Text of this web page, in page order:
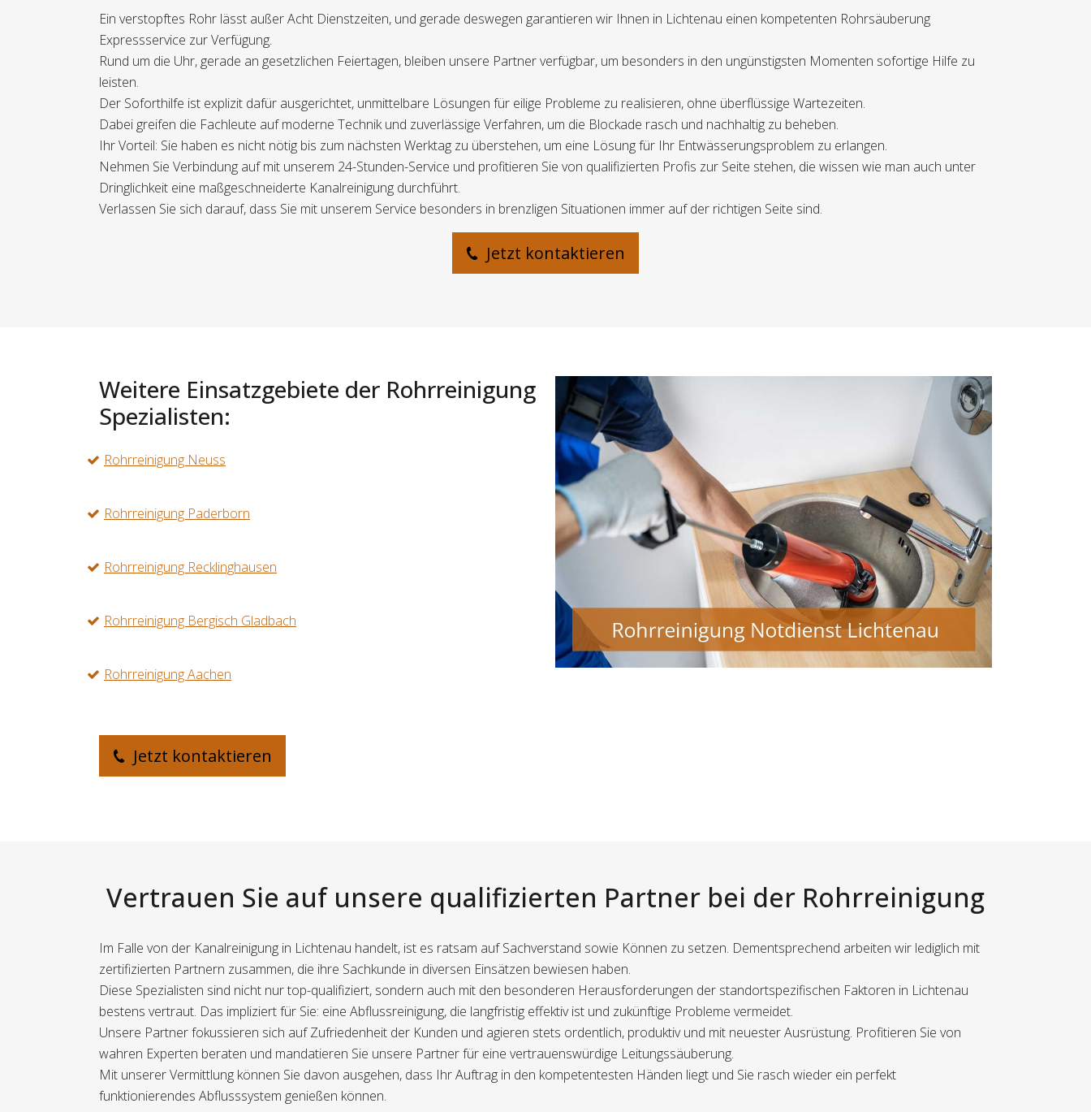
Ein verstopftes Rohr lässt außer Acht Dienstzeiten, und gerade deswegen garantieren wir Ihnen in Lichtenau einen kompetenten Rohrsäuberung
Expressservice zur Verfügung.
Rund um die Uhr, gerade an gesetzlichen Feiertagen, bleiben unsere Partner verfügbar, um besonders in den ungünstigsten Momenten sofortige Hilfe zu
leisten.
Der Soforthilfe ist explizit dafür ausgerichtet, unmittelbare Lösungen für eilige Probleme zu realisieren, ohne überflüssige Wartezeiten.
Dabei greifen die Fachleute auf moderne Technik und zuverlässige Verfahren, um die Blockade rasch und nachhaltig zu beheben.
Ihr Vorteil: Sie haben es nicht nötig bis zum nächsten Werktag zu überstehen, um eine Lösung für Ihr Entwässerungsproblem zu erlangen.
Nehmen Sie Verbindung auf mit unserem 24-Stunden-Service und profitieren Sie von qualifizierten Profis zur Seite stehen, die wissen wie man auch unter
Dringlichkeit eine maßgeschneiderte Kanalreinigung durchführt.
Verlassen Sie sich darauf, dass Sie mit unserem Service besonders in brenzligen Situationen immer auf der richtigen Seite sind.
Jetzt kontaktieren
Weitere Einsatzgebiete der Rohrreinigung
Spezialisten:
Rohrreinigung Neuss
Rohrreinigung Paderborn
Rohrreinigung Recklinghausen
Rohrreinigung Bergisch Gladbach
Rohrreinigung Aachen
Jetzt kontaktieren
Vertrauen Sie auf unsere qualifizierten Partner bei der Rohrreinigung
Im Falle von der Kanalreinigung in Lichtenau handelt, ist es ratsam auf Sachverstand sowie Können zu setzen. Dementsprechend arbeiten wir lediglich mit
zertifizierten Partnern zusammen, die ihre Sachkunde in diversen Einsätzen bewiesen haben.
Diese Spezialisten sind nicht nur top-qualifiziert, sondern auch mit den besonderen Herausforderungen der standortspezifischen Faktoren in Lichtenau
bestens vertraut. Das impliziert für Sie: eine Abflussreinigung, die langfristig effektiv ist und zukünftige Probleme vermeidet.
Unsere Partner fokussieren sich auf Zufriedenheit der Kunden und agieren stets ordentlich, produktiv und mit neuester Ausrüstung. Profitieren Sie von
wahren Experten beraten und mandatieren Sie unsere Partner für eine vertrauenswürdige Leitungssäuberung.
Mit unserer Vermittlung können Sie davon ausgehen, dass Ihr Auftrag in den kompetentesten Händen liegt und Sie rasch wieder ein perfekt
funktionierendes Abflusssystem genießen können.